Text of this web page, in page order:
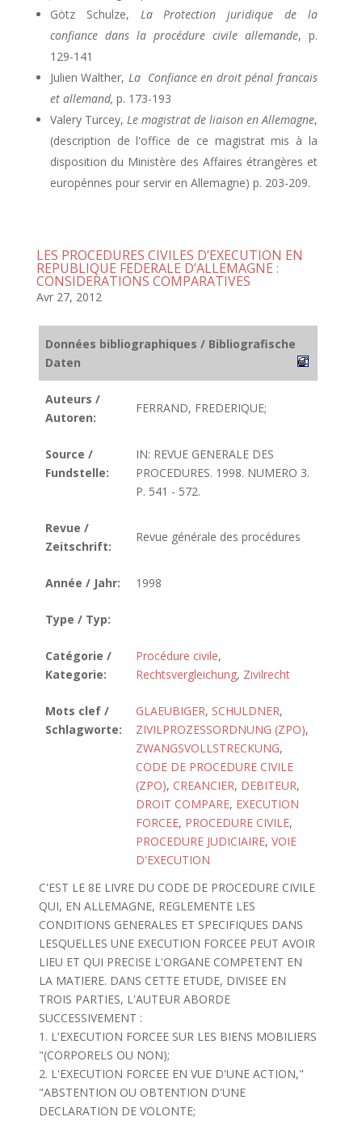
Götz Schulze, La Protection juridique de la
confiance dans la procédure civile allemande, p.
129-141
Julien Walther, La Confiance en droit pénal francais
et allemand, p. 173-193
Valery Turcey, Le magistrat de liaison en Allemagne,
(description de l'office de ce magistrat mis à la
disposition du Ministère des Affaires étrangères et
europénnes pour servir en Allemagne) p. 203-209.
LES PROCEDURES CIVILES D’EXECUTION EN
REPUBLIQUE FEDERALE D’ALLEMAGNE :
CONSIDERATIONS COMPARATIVES
Avr 27, 2012
Données bibliographiques / Bibliografische
Daten
Auteurs /
Autoren:
FERRAND, FREDERIQUE;
Source /
Fundstelle:
IN: REVUE GENERALE DES
PROCEDURES. 1998. NUMERO 3.
P. 541 - 572.
Revue /
Zeitschrift:
Revue générale des procédures
Année / Jahr: 1998
Type / Typ:
Catégorie /
Kategorie:
Procédure civile,
Rechtsvergleichung, Zivilrecht
Mots clef /
Schlagworte:
GLAEUBIGER, SCHULDNER,
ZIVILPROZESSORDNUNG (ZPO),
ZWANGSVOLLSTRECKUNG,
CODE DE PROCEDURE CIVILE
(ZPO), CREANCIER, DEBITEUR,
DROIT COMPARE, EXECUTION
FORCEE, PROCEDURE CIVILE,
PROCEDURE JUDICIAIRE, VOIE
D'EXECUTION
C'EST LE 8E LIVRE DU CODE DE PROCEDURE CIVILE
QUI, EN ALLEMAGNE, REGLEMENTE LES
CONDITIONS GENERALES ET SPECIFIQUES DANS
LESQUELLES UNE EXECUTION FORCEE PEUT AVOIR
LIEU ET QUI PRECISE L'ORGANE COMPETENT EN
LA MATIERE. DANS CETTE ETUDE, DIVISEE EN
TROIS PARTIES, L'AUTEUR ABORDE
SUCCESSIVEMENT :
1. L'EXECUTION FORCEE SUR LES BIENS MOBILIERS
"(CORPORELS OU NON);
2. L'EXECUTION FORCEE EN VUE D'UNE ACTION,"
"ABSTENTION OU OBTENTION D'UNE
DECLARATION DE VOLONTE;